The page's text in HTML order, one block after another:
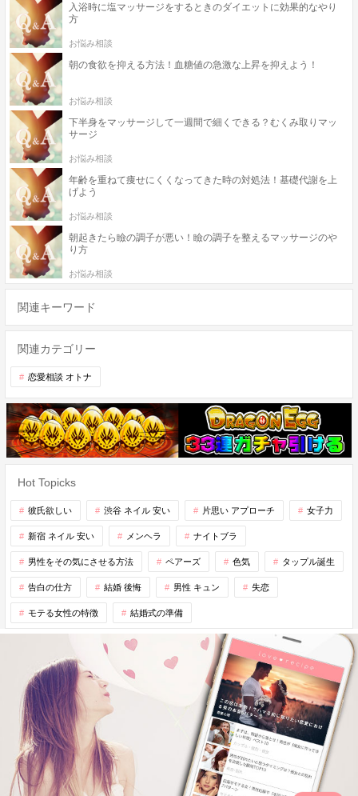
入浴時に塩マッサージをするときのダイエットに効果的なやり
方
お悩み相談
朝の食欲を抑える方法！血糖値の急激な上昇を抑えよう！
お悩み相談
下半身をマッサージして一週間で細くできる？むくみ取りマッ
サージ
お悩み相談
年齢を重ねて痩せにくくなってきた時の対処法！基礎代謝を上
げよう
お悩み相談
朝起きたら瞼の調子が悪い！瞼の調子を整えるマッサージのや
り方
お悩み相談
関連キーワード
関連カテゴリー
恋愛相談 オトナ
Hot Topicks
彼氏欲しい 渋谷 ネイル 安い 片思い アプローチ 女子力
新宿 ネイル 安い メンヘラ ナイトブラ
男性をその気にさせる方法 ペアーズ 色気 タップル誕生
告白の仕方 結婚 後悔 男性 キュン 失恋
モテる女性の特徴 結婚式の準備